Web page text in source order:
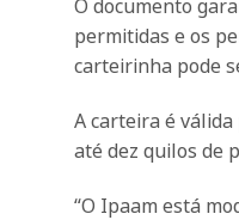
O documento
permitidas e os
carteirinha pode
A carteira é
até dez quilos de
“O Ipaam está